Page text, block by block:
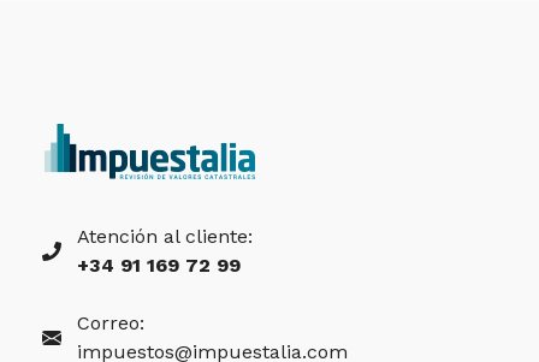
Atención al cliente:
+34 91 169 72 99
Correo:
impuestos@impuestalia.com